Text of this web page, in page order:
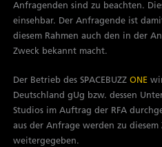
Anfragenden sind zu beachten.
einsehbar. Der Anfragende ist
diesem Rahmen auch den in der
Zweck bekannt macht.
Der Betrieb des SPACEBUZZONE
Deutschland gUg bzw. dessen
Studios im Auftrag der RFA
aus der Anfrage werden zu diesem
weitergegeben.